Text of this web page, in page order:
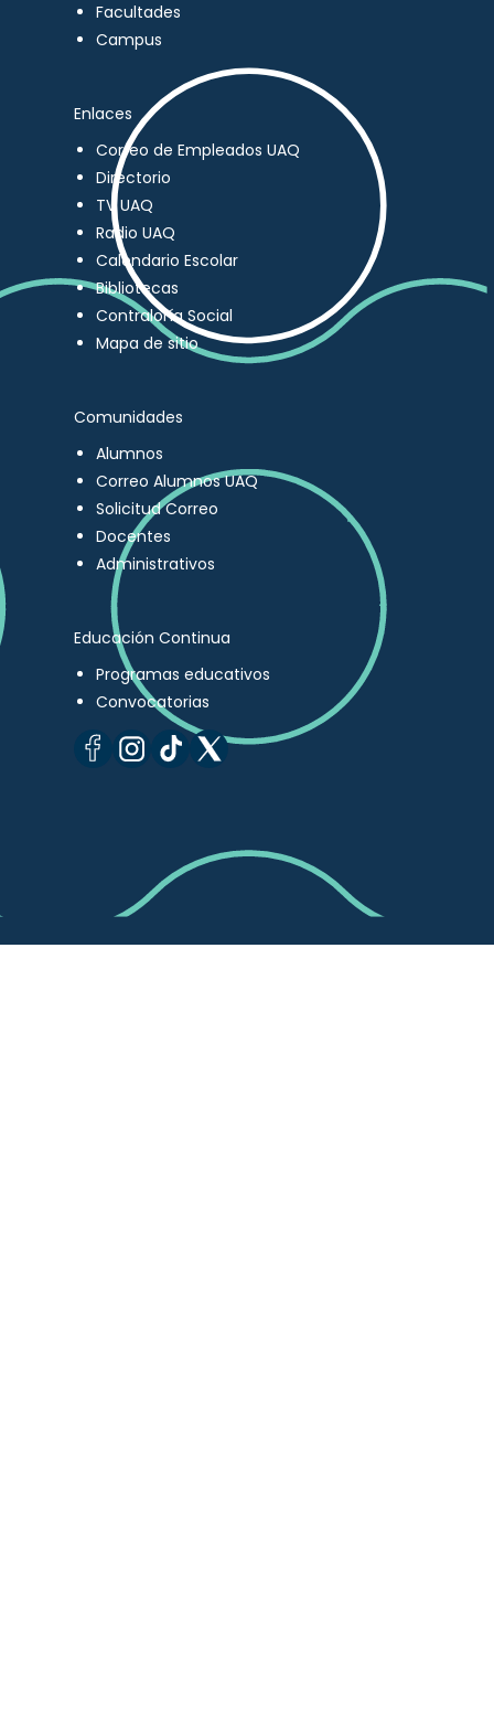
Facultades
Campus
Enlaces
Correo de Empleados UAQ
Directorio
TV UAQ
Radio UAQ
Calendario Escolar
Bibliotecas
Contraloría Social
Mapa de sitio
Comunidades
Alumnos
Correo Alumnos UAQ
Solicitud Correo
Docentes
Administrativos
Educación Continua
Programas educativos
Convocatorias